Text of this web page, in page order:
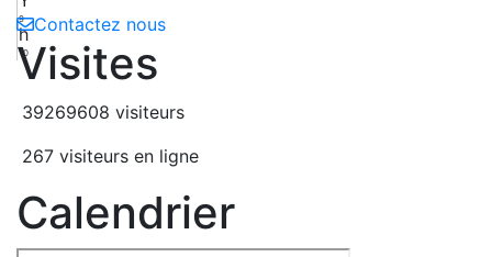
9
h
10
Contactez nous
Visites
39269608 visiteurs
267 visiteurs en ligne
Calendrier